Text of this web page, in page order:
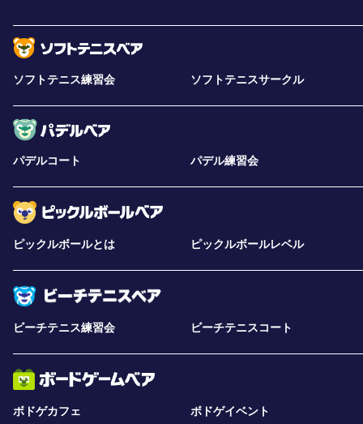
ソフトテニス練習会 ソフトテニスサークル
パデルコート パデル練習会
ピックルボールとは ピックルボールレベル
ビーチテニス練習会 ビーチテニスコート
ボドゲカフェ ボドゲイベント